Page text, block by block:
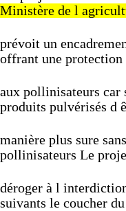
Ministère de l
prévoit un
offrant une protection
aux pollinisateurs car
produits pulvérisés d
manière plus sure sans
pollinisateurs Le
déroger à l
suivants le coucher du